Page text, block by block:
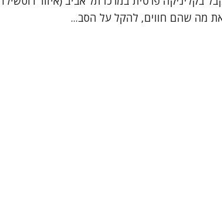
את מה שהם חווים, להקל על הסב...